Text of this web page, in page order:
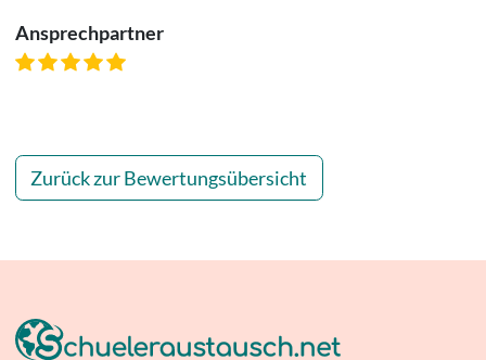
Ansprechpartner
Zurück zur Bewertungsübersicht